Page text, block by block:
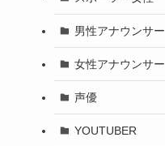
男性アナウンサー
女性アナウンサー
声優
YOUTUBER